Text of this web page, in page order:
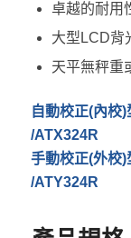
卓越的耐用
大型LCD背
天平無秤重
自動校正(內校
/ATX324R
手動校正(外校
/ATY324R